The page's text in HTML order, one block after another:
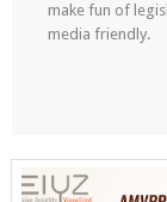
make fun of
media friendly.